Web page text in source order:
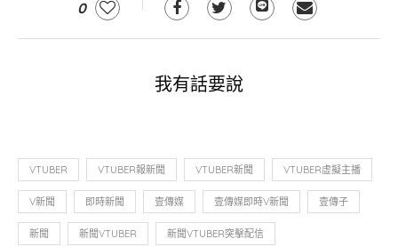
0
我有話要說
VTUBER VTUBER報新聞 VTUBER新聞 VTUBER虛擬主播
V新聞 即時新聞 壹傳媒 壹傳媒即時V新聞 壹傳子
新聞 新聞VTUBER 新聞VTUBER突擊配信